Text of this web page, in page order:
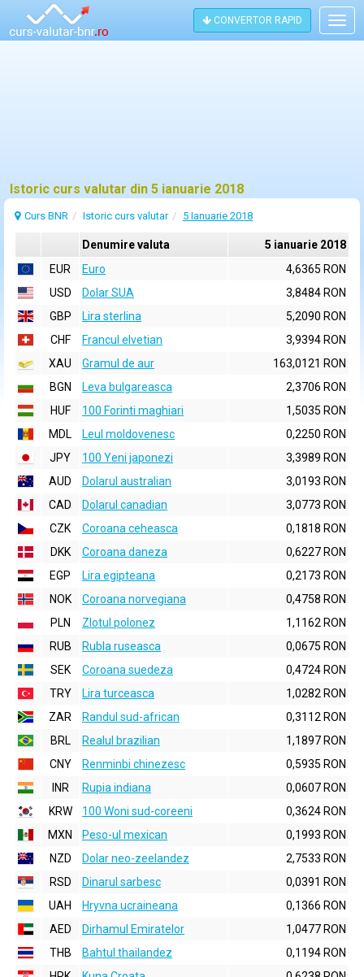
CONVERTOR RAPID
Istoric curs valutar din 5 ianuarie 2018
Curs BNR Istoric curs valutar 5 Ianuarie 2018
Denumire valuta
5 ianuarie 2018
EUR
Euro
4,6365 RON
USD
Dolar SUA
3,8484 RON
GBP
Lira sterlina
5,2090 RON
CHF
Francul elvetian
3,9394 RON
XAU
Gramul de aur
163,0121 RON
BGN
Leva bulgareasca
2,3706 RON
HUF
100 Forinti maghiari
1,5035 RON
MDL
Leul moldovenesc
0,2250 RON
JPY
100 Yeni japonezi
3,3989 RON
AUD
Dolarul australian
3,0193 RON
CAD
Dolarul canadian
3,0773 RON
CZK
Coroana ceheasca
0,1818 RON
DKK
Coroana daneza
0,6227 RON
EGP
Lira egipteana
0,2173 RON
NOK
Coroana norvegiana
0,4758 RON
PLN
Zlotul polonez
1,1162 RON
RUB
Rubla ruseasca
0,0675 RON
SEK
Coroana suedeza
0,4724 RON
TRY
Lira turceasca
1,0282 RON
ZAR
Randul sud-african
0,3112 RON
BRL
Realul brazilian
1,1897 RON
CNY
Renminbi chinezesc
0,5935 RON
INR
Rupia indiana
0,0607 RON
KRW
100 Woni sud-coreeni
0,3624 RON
MXN
Peso-ul mexican
0,1993 RON
NZD
Dolar neo-zeelandez
2,7533 RON
RSD
Dinarul sarbesc
0,0391 RON
UAH
Hryvna ucraineana
0,1366 RON
AED
Dirhamul Emiratelor
1,0477 RON
THB
Bahtul thailandez
0,1194 RON